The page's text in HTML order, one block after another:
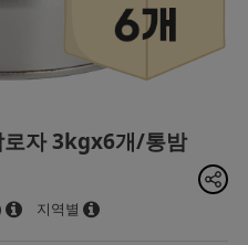
로자 3kgx6개/통밤
지역별